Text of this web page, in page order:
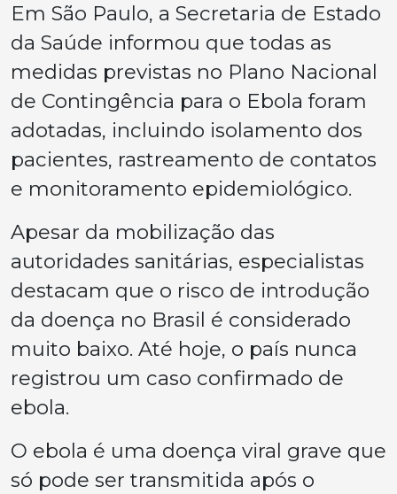
Em São Paulo, a Secretaria de Estado
da Saúde informou que todas as
medidas previstas no Plano Nacional
de Contingência para o Ebola foram
adotadas, incluindo isolamento dos
pacientes, rastreamento de contatos
e monitoramento epidemiológico.
Apesar da mobilização das
autoridades sanitárias, especialistas
destacam que o risco de introdução
da doença no Brasil é considerado
muito baixo. Até hoje, o país nunca
registrou um caso confirmado de
ebola.
O ebola é uma doença viral grave que
só pode ser transmitida após o